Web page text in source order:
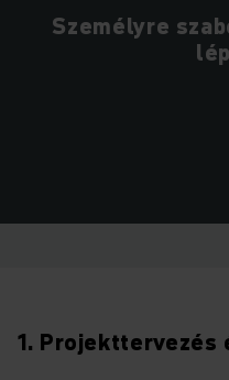
Személyre
1. Projekttervezés